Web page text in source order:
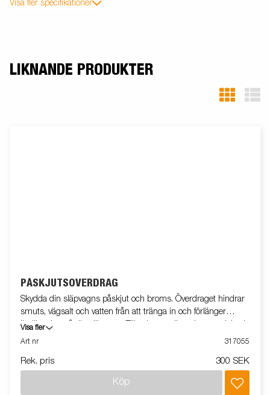
Visa fler specifikationer
LIKNANDE PRODUKTER
PÅSKJUTSÖVERDRAG
Skydda din släpvagns påskjut och broms. Överdraget hindrar
smuts, vägsalt och vatten från att tränga in och förlänger
livslängden på din släpvagn. Tillverkat av slitstarkt material och
passar de flesta släpvagnar.
Visa fler
Art nr
317055
Rek. pris 300 SEK
Köp